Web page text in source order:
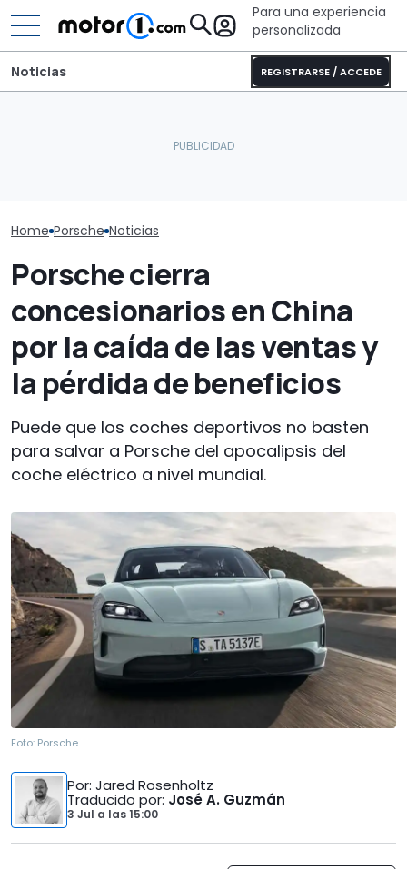
Para una experiencia
personalizada
REGISTRARSE / ACCEDE
Noticias
Home Porsche Noticias
Porsche cierra
concesionarios en China
por la caída de las ventas y
la pérdida de beneficios
Puede que los coches deportivos no basten
para salvar a Porsche del apocalipsis del
coche eléctrico a nivel mundial.
Foto: Porsche
Por: Jared Rosenholtz
Traducido por: José A. Guzmán
3 Jul a las15:00